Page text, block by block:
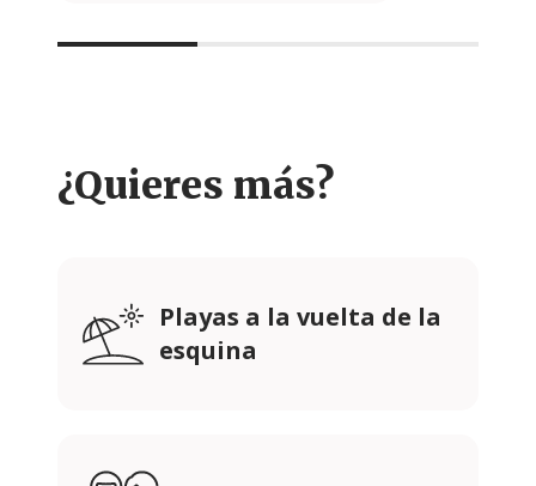
¿Quieres más?
Playas a la vuelta de la
esquina